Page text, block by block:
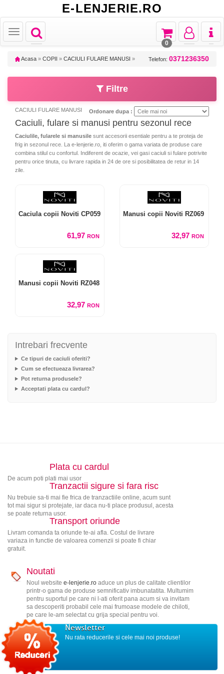
E-LENJERIE.RO
Toggle
navigation
Toggle
Toggle
navigation
Toggle
navigation
Toggle
navigation
0
Acasa » COPII » CACIULI FULARE MANUSI » Telefon: 0371236350
Filtre
CACIULI FULARE MANUSI Ordonare dupa :
Caciuli, fulare si manusi pentru sezonul rece
Caciulile, fularele si manusile sunt accesorii esentiale pentru a te proteja de
frig in sezonul rece. La e-lenjerie.ro, iti oferim o gama variata de produse care
combina stilul cu confortul. Indiferent de ocazie, vei gasi caciuli si fulare potrivite
pentru orice tinuta, cu livrare rapida in 24 de ore si posibilitatea de retur in 14
zile.
Caciula copii Noviti CP059
61,97 RON
Manusi copii Noviti RZ069
32,97 RON
Manusi copii Noviti RZ048
32,97 RON
Intrebari frecvente
Ce tipuri de caciuli oferiti?
Cum se efectueaza livrarea?
Pot returna produsele?
Acceptati plata cu cardul?
Plata cu cardul
De acum poti plati mai usor
Tranzactii sigure si fara risc
Nu trebuie sa-ti mai fie frica de tranzactiile online, acum sunt
tot mai sigur si protejate, iar daca nu-ti place produsul, acesta
se poate returna usor.
Transport oriunde
Livram comanda ta oriunde te-ai afla. Costul de livrare
variaza in functie de valoarea comenzii si poate fi chiar
gratuit.
Noutati
Noul website e-lenjerie.roaduce un plus de calitate clientilor
printr-o gama de produse semnificativ imbunatatita. Multumim
pentru suportul pe care ni l-ati oferit pana acum si va invitam
sa descoperiti probabil cele mai frumoase modele de chiloti,
pe care le-am selectat cu grija special pentru voi.
Newsletter
Nu rata reducerile si cele mai noi produse!